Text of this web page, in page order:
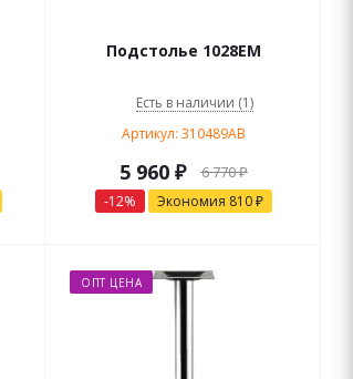
Подстолье 1028EM
Есть в наличии (1)
Артикул: 310489AB
5 960₽ 6 770₽
-12% Экономия 810₽
ОПТ ЦЕНА